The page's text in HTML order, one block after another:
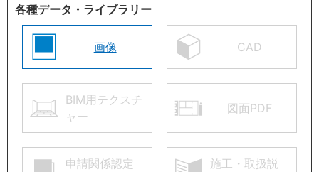
各種データ・ライブラリー
画像 CAD
BIM用テクスチ
ャー
図面PDF
申請関係認定
施工・取扱説